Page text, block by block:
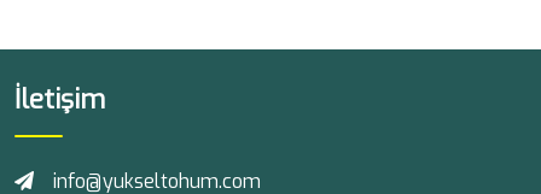
İletişim
info@yukseltohum.com